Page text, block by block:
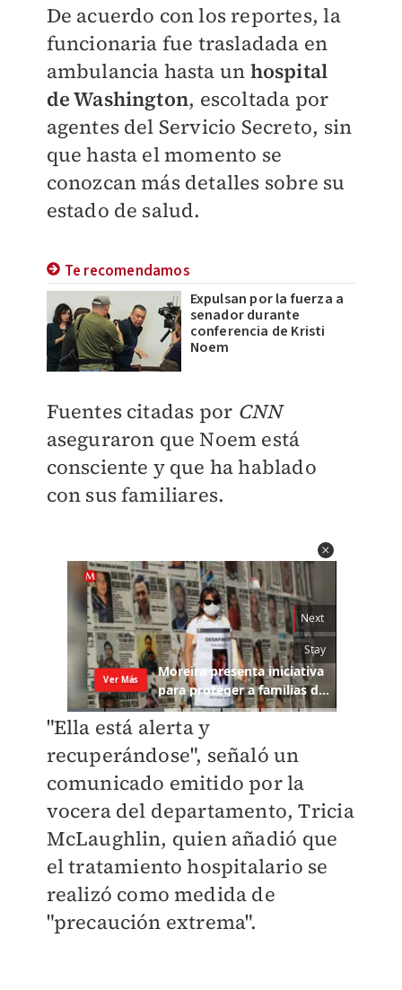
De acuerdo con los reportes, la
funcionaria fue trasladada en
ambulancia hasta un hospital
de Washington, escoltada por
agentes del Servicio Secreto, sin
que hasta el momento se
conozcan más detalles sobre su
estado de salud.
Te recomendamos
Expulsan por la fuerza a
senador durante
conferencia de Kristi
Noem
Fuentes citadas por CNN
aseguraron que Noem está
consciente y que ha hablado
con sus familiares.
"Ella está alerta y
recuperándose", señaló un
comunicado emitido por la
vocera del departamento, Tricia
McLaughlin, quien añadió que
el tratamiento hospitalario se
realizó como medida de
"precaución extrema".